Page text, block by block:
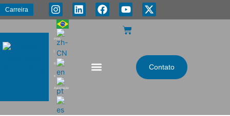
Carreira
PMA
Energia
e
Automação
Contato